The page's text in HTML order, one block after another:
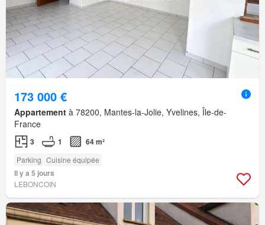
173 000 €
Appartement à 78200, Mantes-la-Jolie, Yvelines, Île-de-
France
3 1 64 m²
Parking Cuisine équipée
Il y a 5 jours
LEBONCOIN